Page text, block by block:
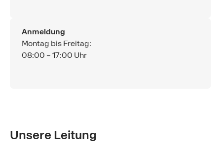
Anmeldung
Montag bis Freitag:
08:00 – 17:00 Uhr
Unsere Leitung